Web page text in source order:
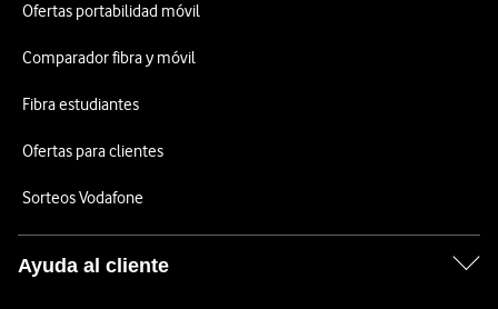
Ofertas portabilidad móvil
Comparador fibra y móvil
Fibra estudiantes
Ofertas para clientes
Sorteos Vodafone
Ayuda al cliente